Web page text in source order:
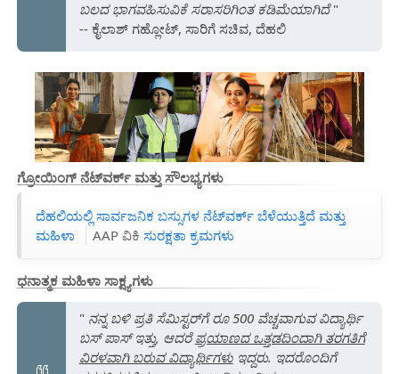
ಬಲದ ಭಾಗವಹಿಸುವಿಕೆ ಸರಾಸರಿಗಿಂತ ಕಡಿಮೆಯಾಗಿದೆ"
-- ಕೈಲಾಶ್ ಗಹ್ಲೋಟ್, ಸಾರಿಗೆ ಸಚಿವ, ದೆಹಲಿ
ಗ್ರೋಯಿಂಗ್ ನೆಟ್‌ವರ್ಕ್ ಮತ್ತು ಸೌಲಭ್ಯಗಳು
ದೆಹಲಿಯಲ್ಲಿ ಸಾರ್ವಜನಿಕ ಬಸ್ಸುಗಳ ನೆಟ್‌ವರ್ಕ್ ಬೆಳೆಯುತ್ತಿದೆ ಮತ್ತು
ಮಹಿಳಾ
AAP ವಿಕಿ ಸುರಕ್ಷತಾ ಕ್ರಮಗಳು
ಧನಾತ್ಮಕ ಮಹಿಳಾ ಸಾಕ್ಷ್ಯಗಳು
" ನನ್ನ ಬಳಿ ಪ್ರತಿ ಸೆಮಿಸ್ಟರ್‌ಗೆ ರೂ 500 ವೆಚ್ಚವಾಗುವ ವಿದ್ಯಾರ್ಥಿ
ಬಸ್ ಪಾಸ್ ಇತ್ತು, ಆದರೆಪ್ರಯಾಣದ ಒತ್ತಡದಿಂದಾಗಿ ತರಗತಿಗೆ
ವಿರಳವಾಗಿ ಬರುವ ವಿದ್ಯಾರ್ಥಿಗಳುಇದ್ದರು. ಇದರೊಂದಿಗೆ